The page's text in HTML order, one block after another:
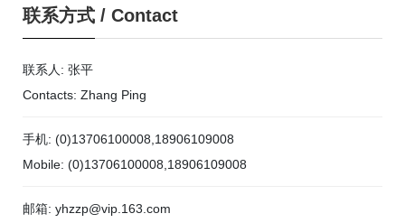
联系方式 / Contact
联系人: 张平
Contacts: Zhang Ping
手机: (0)13706100008,18906109008
Mobile: (0)13706100008,18906109008
邮箱: yhzzp@vip.163.com